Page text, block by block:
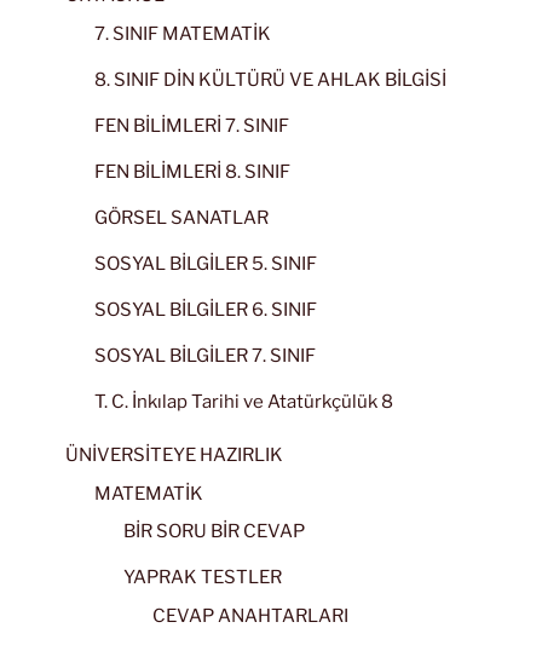
7. SINIF MATEMATİK
8. SINIF DİN KÜLTÜRÜ VE AHLAK BİLGİSİ
FEN BİLİMLERİ 7. SINIF
FEN BİLİMLERİ 8. SINIF
GÖRSEL SANATLAR
SOSYAL BİLGİLER 5. SINIF
SOSYAL BİLGİLER 6. SINIF
SOSYAL BİLGİLER 7. SINIF
T. C. İnkılap Tarihi ve Atatürkçülük 8
ÜNİVERSİTEYE HAZIRLIK
MATEMATİK
BİR SORU BİR CEVAP
YAPRAK TESTLER
CEVAP ANAHTARLARI